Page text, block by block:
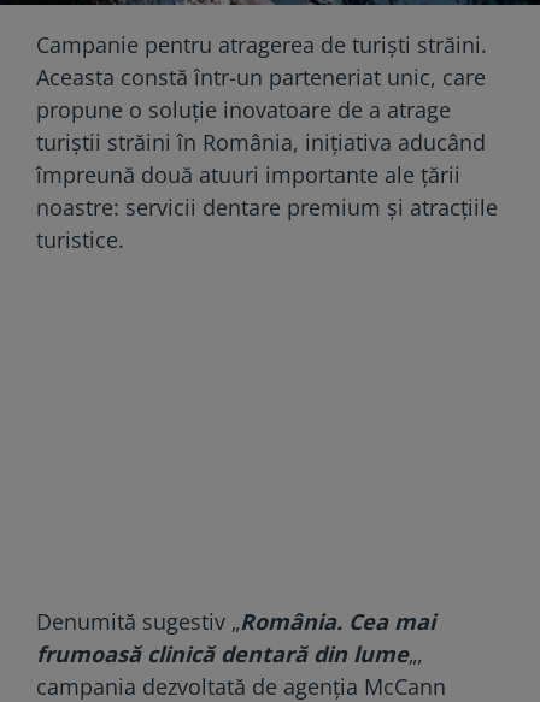
Campanie pentru atragerea de turiști străini.
Aceasta constă într-un parteneriat unic, care
propune o soluţie inovatoare de a atrage
turiştii străini în România, iniţiativa aducând
împreună două atuuri importante ale ţării
noastre: servicii dentare premium şi atracţiile
turistice.
Denumită sugestiv „România. Cea mai
frumoasă clinică dentară din lume„,
campania dezvoltată de agenţia McCann